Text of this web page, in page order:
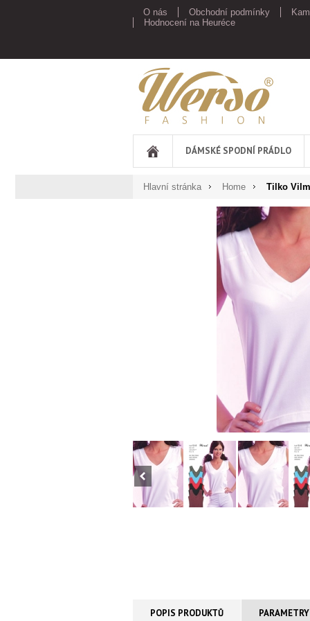
O nás Obchodní podmínky
Hodnocení na Heuréce
Werso
DÁMSKÉ SPODNÍ PRÁDLO
Hlavní stránka Home Tilko
POPIS PRODUKTŮ PARAMETRY